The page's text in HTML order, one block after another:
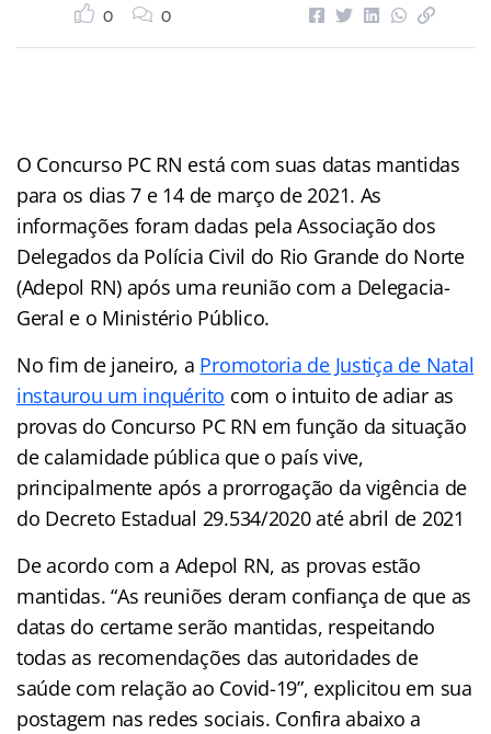
0 0
O Concurso PC RN está com suas datas mantidas
para os dias 7 e 14 de março de 2021. As
informações foram dadas pela Associação dos
Delegados da Polícia Civil do Rio Grande do Norte
(Adepol RN) após uma reunião com a Delegacia-
Geral e o Ministério Público.
No fim de janeiro, a Promotoria de Justiça de Natal
instaurou um inquérito com o intuito de adiar as
provas do Concurso PC RN em função da situação
de calamidade pública que o país vive,
principalmente após a prorrogação da vigência de
do Decreto Estadual 29.534/2020 até abril de 2021
De acordo com a Adepol RN, as provas estão
mantidas. “As reuniões deram confiança de que as
datas do certame serão mantidas, respeitando
todas as recomendações das autoridades de
saúde com relação ao Covid-19”, explicitou em sua
postagem nas redes sociais. Confira abaixo a